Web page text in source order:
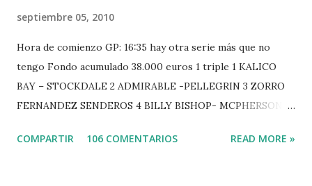
septiembre 05, 2010
Hora de comienzo GP: 16:35 hay otra serie más que no
tengo Fondo acumulado 38.000 euros 1 triple 1 KALICO
BAY – STOCKDALE 2 ADMIRABLE -PELLEGRIN 3 ZORRO
FERNANDEZ SENDEROS 4 BILLY BISHOP- MCPHERSON 5
-EPAILLARD 7 GIG AMAI M WHITAKER 8 SILVANA DU
COMPARTIR 106 COMENTARIOS READ MORE »